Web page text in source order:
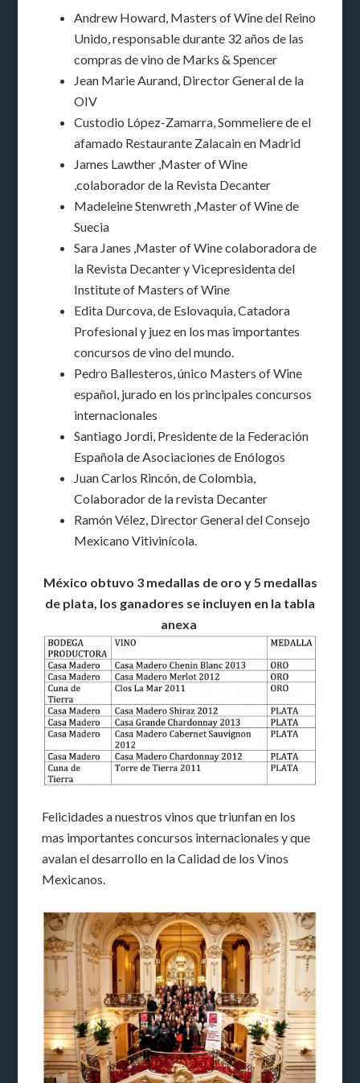
Andrew Howard, Masters of Wine del Reino
Unido, responsable durante 32 años de las
compras de vino de Marks & Spencer
Jean Marie Aurand, Director General de la
OIV
Custodio López-Zamarra, Sommeliere de el
afamado Restaurante Zalacain en Madrid
James Lawther ,Master of Wine
,colaborador de la Revista Decanter
Madeleine Stenwreth ,Master of Wine de
Suecia
Sara Janes ,Master of Wine colaboradora de
la Revista Decanter y Vicepresidenta del
Institute of Masters of Wine
Edita Durcova, de Eslovaquia, Catadora
Profesional y juez en los mas importantes
concursos de vino del mundo.
Pedro Ballesteros, único Masters of Wine
español, jurado en los principales concursos
internacionales
Santiago Jordi, Presidente de la Federación
Española de Asociaciones de Enólogos
Juan Carlos Rincón, de Colombia,
Colaborador de la revista Decanter
Ramón Vélez, Director General del Consejo
Mexicano Vitivinícola.
México obtuvo 3 medallas de oro y 5 medallas
de plata, los ganadores se incluyen en la tabla
anexa
Felicidades a nuestros vinos que triunfan en los
mas importantes concursos internacionales y que
avalan el desarrollo en la Calidad de los Vinos
Mexicanos.